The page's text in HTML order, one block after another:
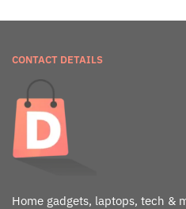
CONTACT DETAILS
Home gadgets, laptops, tech